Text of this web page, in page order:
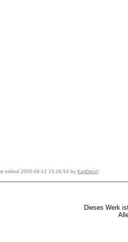
edited 2005-08-12 15:26:54 by KarlDietz)
Dieses Werk